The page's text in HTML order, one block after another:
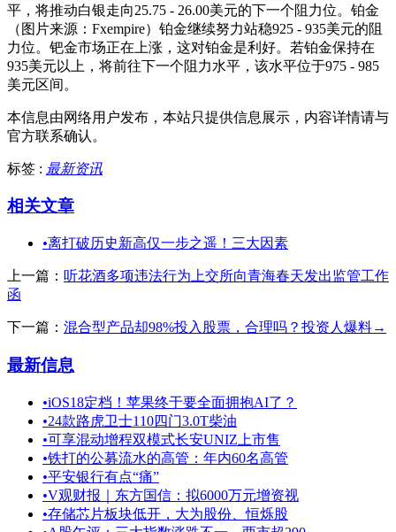
平，将推动白银走向25.75 - 26.00美元的下一个阻力位。铂金
（图片来源：Fxempire）铂金继续努力站稳925 - 935美元的阻
力位。钯金市场正在上涨，这对铂金是利好。若铂金保持在
935美元以上，将前往下一个阻力水平，该水平位于975 - 985
美元区间。
本信息由网络用户发布， 本站只提供信息展示，内容详情请与
官方联系确认。
标签 : 最新资讯
相关文章
•离打破历史新高仅一步之遥！三大因素
上一篇： 听花酒多项违法行为上交所向青海春天发出监管工作
函
下一篇： 混合型产品却98%投入股票，合理吗？投资人爆料→
最新信息
•iOS18定档！苹果终于要全面拥抱AI了？
•24款路虎卫士110四门3.0T柴油
•可享混动增程双模式长安UNIZ上市售
•铁打的公募流水的高管：年内60名高管
•平安银行有点“痛”
•V观财报｜东方国信：拟6000万元增资视
•存储芯片板块低开，大为股份、恒烁股